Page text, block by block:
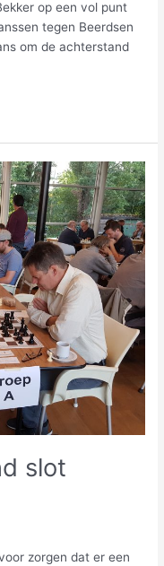
op een vol punt
tegen Beerdsen
om de achterstand
slot
zorgen dat er een